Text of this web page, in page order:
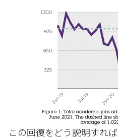
この回復をどう説明すれ